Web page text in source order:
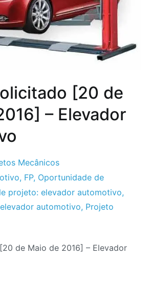
[20 de
– Elevador
Mecânicos
, FP, Oportunidade de
projeto: elevador automotivo,
automotivo, Projeto
de Maio de 2016] – Elevador